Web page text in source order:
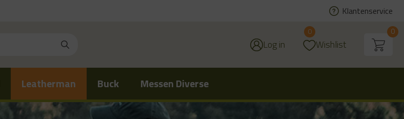
Klantenservice
Log in
0
Wishlist
0
Leatherman Buck Messen Diverse